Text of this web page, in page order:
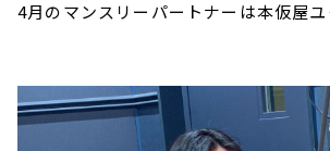
4月のマンスリーパートナーは本仮屋ユ